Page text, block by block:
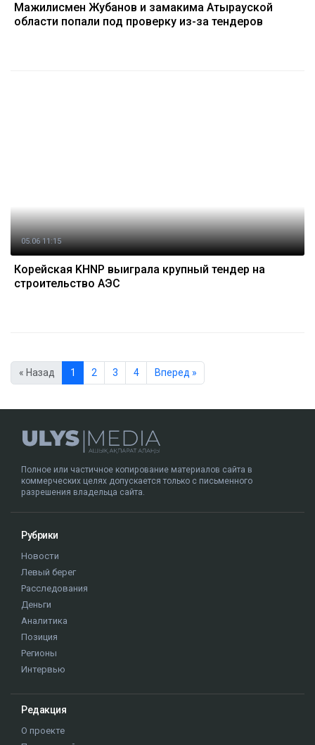
Мажилисмен Жубанов и замакима Атырауской
области попали под проверку из-за тендеров
05.06 11:15
Корейская KHNP выиграла крупный тендер на
строительство АЭС
« Назад 1 2 3 4 Вперед »
Полное или частичное копирование материалов сайта в
коммерческих целях допускается только с письменного
разрешения владельца сайта.
Рубрики
Новости
Левый берег
Расследования
Деньги
Аналитика
Позиция
Регионы
Интервью
Редакция
О проекте